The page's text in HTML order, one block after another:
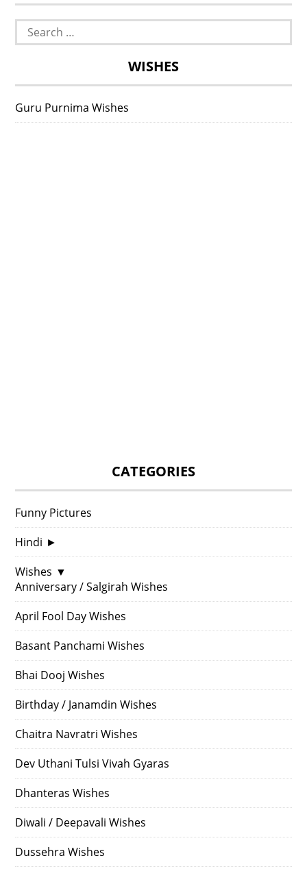
Search
for:
WISHES
Guru Purnima Wishes
CATEGORIES
Funny Pictures
Hindi ►
Wishes ▼
Anniversary / Salgirah Wishes
April Fool Day Wishes
Basant Panchami Wishes
Bhai Dooj Wishes
Birthday / Janamdin Wishes
Chaitra Navratri Wishes
Dev Uthani Tulsi Vivah Gyaras
Dhanteras Wishes
Diwali / Deepavali Wishes
Dussehra Wishes